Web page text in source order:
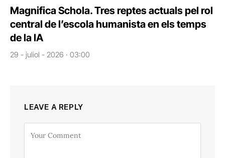
Magnifica Schola. Tres reptes actuals pel rol
central de l’escola humanista en els temps
de la IA
29 - juliol - 2026 · 03:00
LEAVE A REPLY